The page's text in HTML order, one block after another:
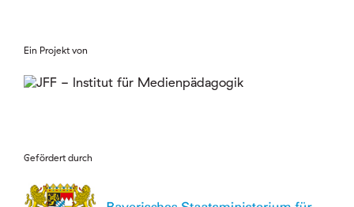
Ein Projekt von
Gefördert durch